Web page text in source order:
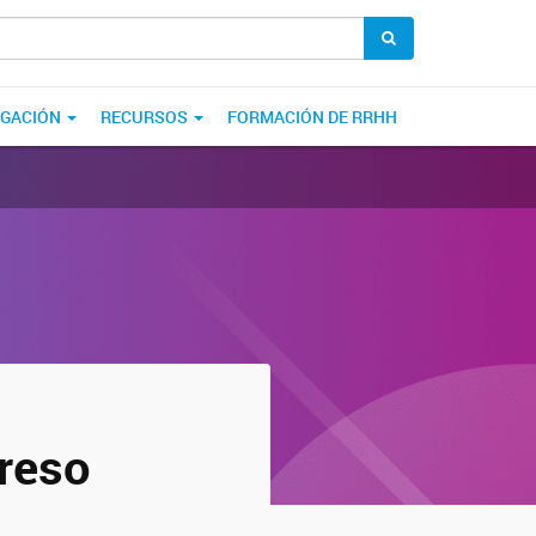
RECURSOS FORMACIÓN DE RRHH